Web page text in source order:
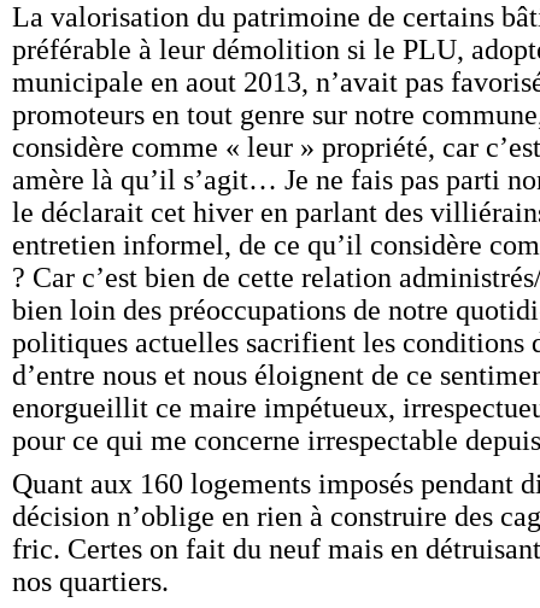
La valorisation du patrimoine de certains
préférable à leur démolition si le PLU,
municipale en aout 2013, n’avait pas
promoteurs en tout genre sur notre
considère comme « leur » propriété, car
amère là qu’il s’agit… Je ne fais pas parti
le déclarait cet hiver en parlant des
entretien informel, de ce qu’il considère
? Car c’est bien de cette relation
bien loin des préoccupations de notre
politiques actuelles sacrifient les conditions
d’entre nous et nous éloignent de ce
enorgueillit ce maire impétueux,
pour ce qui me concerne irrespectable
Quant aux 160 logements imposés pendant
décision n’oblige en rien à construire des
fric. Certes on fait du neuf mais en
nos quartiers.